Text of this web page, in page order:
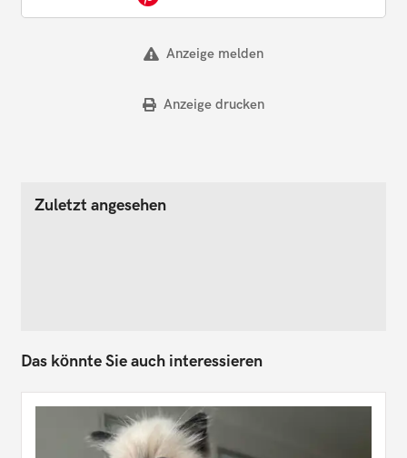
Anzeige melden
Anzeige drucken
Zuletzt angesehen
Das könnte Sie auch interessieren